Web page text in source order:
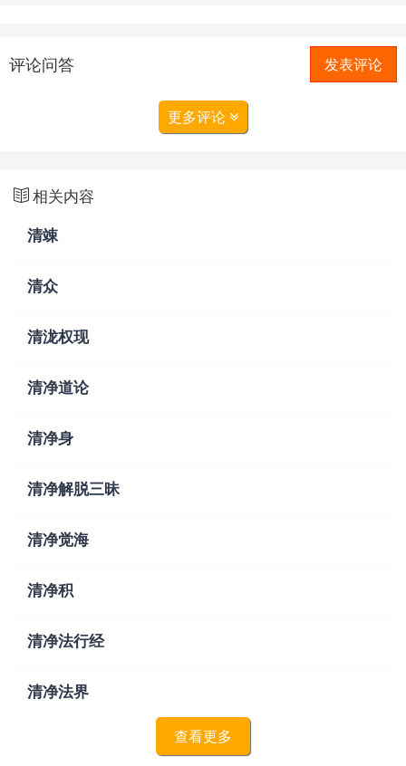
评论问答 发表评论
更多评论
相关内容
清竦
清众
清泷权现
清净道论
清净身
清净解脱三昧
清净觉海
清净积
清净法行经
清净法界
查看更多